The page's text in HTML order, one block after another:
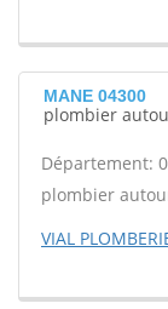
MANE 04300
plombier
Département:
plombier
VIAL